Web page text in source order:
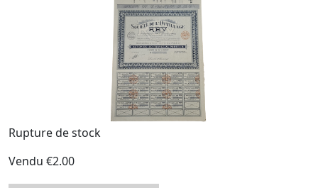
Rupture de stock
Vendu €2.00